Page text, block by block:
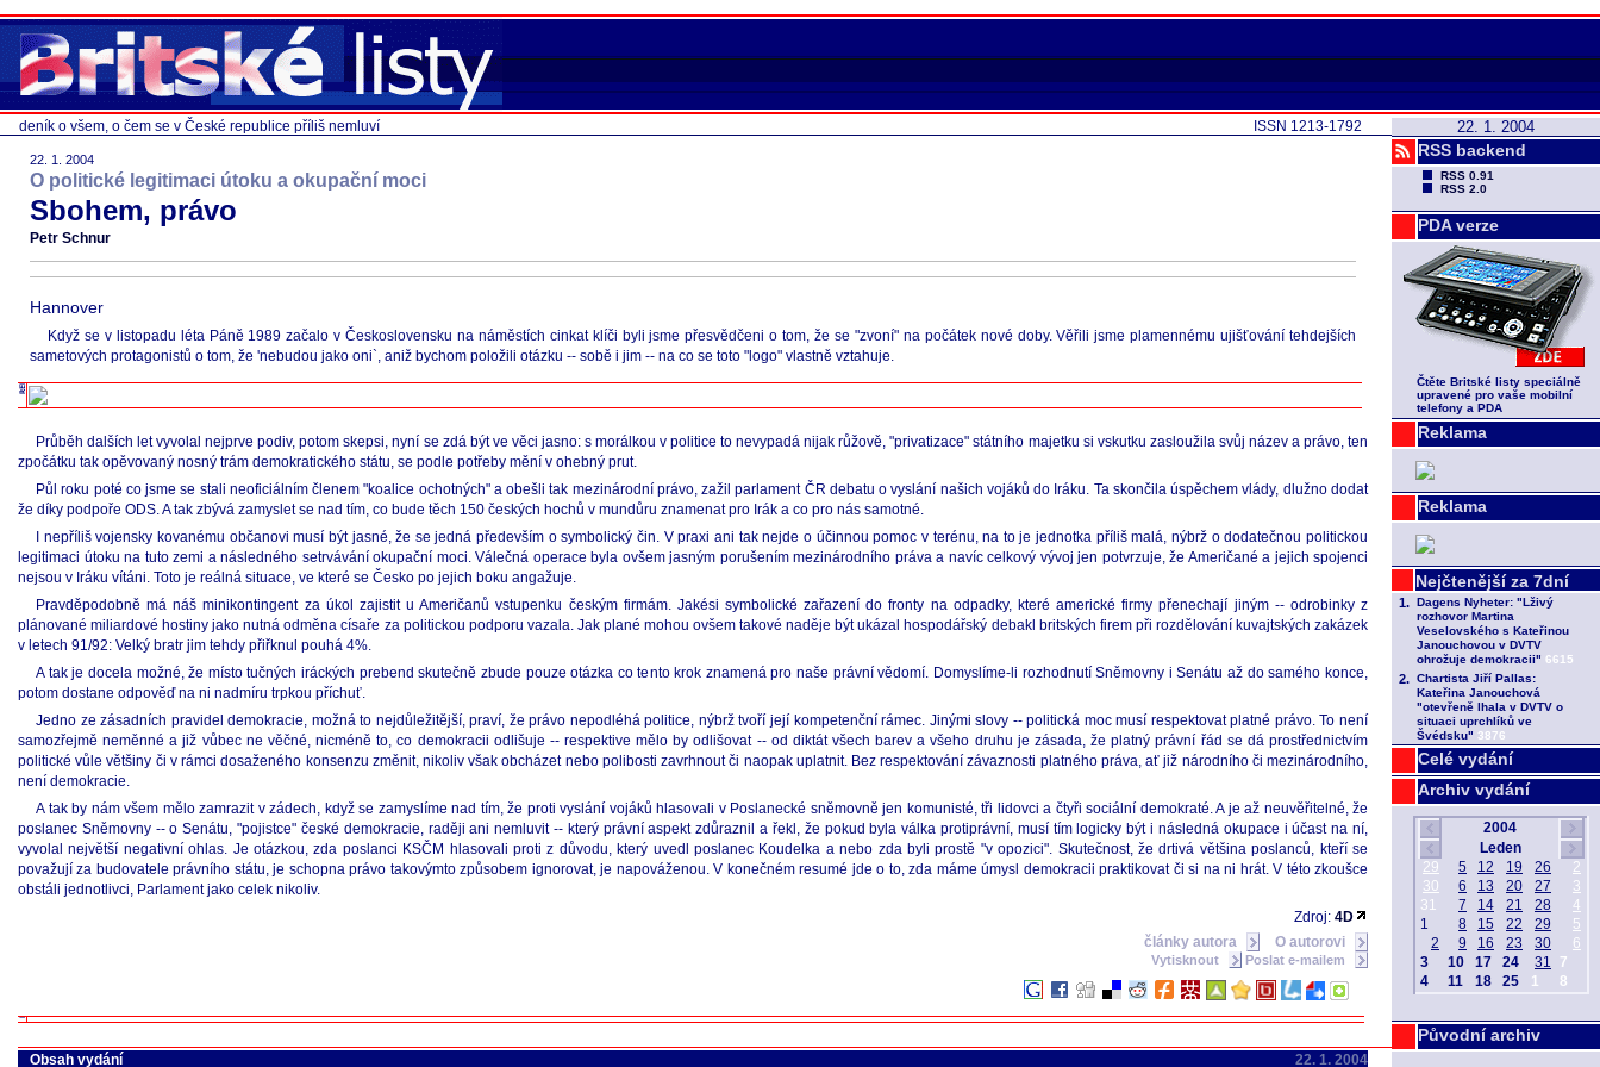
22. 1. 2004
RSS backend
RSS 0.91
RSS 2.0
PDA verze
Čtěte Britské listy speciálně
upravené pro vaše mobilní
telefony a PDA
Reklama
Reklama
Celé vydání
Archiv vydání
Původní archiv
ISSN 1213-1792
deník o všem, o čem se v České republice příliš nemluví
22. 1. 2004
O politické legitimaci útoku a okupační moci
Sbohem, právo
Petr Schnur
Hannover
Když se v listopadu léta Páně 1989 začalo v Československu na náměstích cinkat klíči byli jsme přesvědčeni o tom, že se "zvoní" na počátek nové doby. Věřili jsme plamennému ujišťování tehdejších
sametových protagonistů o tom, že 'nebudou jako oni`, aniž bychom položili otázku -- sobě i jim -- na co se toto "logo" vlastně vztahuje.
Průběh dalších let vyvolal nejprve podiv, potom skepsi, nyní se zdá být ve věci jasno: s morálkou v politice to nevypadá nijak růžově, "privatizace" státního majetku si vskutku zasloužila svůj název a právo, ten
zpočátku tak opěvovaný nosný trám demokratického státu, se podle potřeby mění v ohebný prut.
Půl roku poté co jsme se stali neoficiálním členem "koalice ochotných" a obešli tak mezinárodní právo, zažil parlament ČR debatu o vyslání našich vojáků do Iráku. Ta skončila úspěchem vlády, dlužno dodat
že díky podpoře ODS. A tak zbývá zamyslet se nad tím, co bude těch 150 českých hochů v mundůru znamenat pro Irák a co pro nás samotné.
I nepříliš vojensky kovanému občanovi musí být jasné, že se jedná především o symbolický čin. V praxi ani tak nejde o účinnou pomoc v terénu, na to je jednotka příliš malá, nýbrž o dodatečnou politickou
legitimaci útoku na tuto zemi a následného setrvávání okupační moci. Válečná operace byla ovšem jasným porušením mezinárodního práva a navíc celkový vývoj jen potvrzuje, že Američané a jejich spojenci
nejsou v Iráku vítáni. Toto je reálná situace, ve které se Česko po jejich boku angažuje.
Pravděpodobně má náš minikontingent za úkol zajistit u Američanů vstupenku českým firmám. Jakési symbolické zařazení do fronty na odpadky, které americké firmy přenechají jiným -- odrobinky z
plánované miliardové hostiny jako nutná odměna císaře za politickou podporu vazala. Jak plané mohou ovšem takové naděje být ukázal hospodářský debakl britských firem při rozdělování kuvajtských zakázek
v letech 91/92: Velký bratr jim tehdy přiřknul pouhá 4%.
A tak je docela možné, že místo tučných iráckých prebend skutečně zbude pouze otázka co tento krok znamená pro naše právní vědomí. Domyslíme-li rozhodnutí Sněmovny i Senátu až do samého konce,
potom dostane odpověď na ni nadmíru trpkou příchuť.
Jedno ze zásadních pravidel demokracie, možná to nejdůležitější, praví, že právo nepodléhá politice, nýbrž tvoří její kompetenční rámec. Jinými slovy -- politická moc musí respektovat platné právo. To není
samozřejmě neměnné a již vůbec ne věčné, nicméně to, co demokracii odlišuje -- respektive mělo by odlišovat -- od diktát všech barev a všeho druhu je zásada, že platný právní řád se dá prostřednictvím
politické vůle většiny či v rámci dosaženého konsenzu změnit, nikoliv však obcházet nebo polibosti zavrhnout či naopak uplatnit. Bez respektování závaznosti platného práva, ať již národního či mezinárodního,
není demokracie.
A tak by nám všem mělo zamrazit v zádech, když se zamyslíme nad tím, že proti vyslání vojáků hlasovali v Poslanecké sněmovně jen komunisté, tři lidovci a čtyři sociální demokraté. A je až neuvěřitelné, že
poslanec Sněmovny -- o Senátu, "pojistce" české demokracie, raději ani nemluvit -- který právní aspekt zdůraznil a řekl, že pokud byla válka protiprávní, musí tím logicky být i následná okupace i účast na ní,
vyvolal největší negativní ohlas. Je otázkou, zda poslanci KSČM hlasovali proti z důvodu, který uvedl poslanec Koudelka a nebo zda byli prostě "v opozici". Skutečnost, že drtivá většina poslanců, kteří se
považují za budovatele právního státu, je schopna právo takovýmto způsobem ignorovat, je napováženou. V konečném resumé jde o to, zda máme úmysl demokracii praktikovat či si na ni hrát. V této zkoušce
obstáli jednotlivci, Parlament jako celek nikoliv.
Zdroj: 4D
články autora
O autorovi
Vytisknout Poslat e-mailem
Obsah vydání 22. 1. 2004